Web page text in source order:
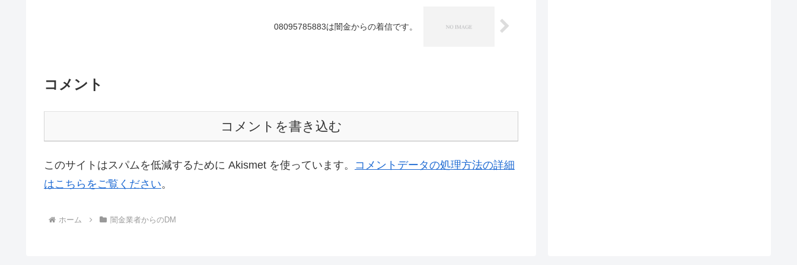
08095785883は闇金からの着信です。
コメント
コメントを書き込む
このサイトはスパムを低減するために Akismet を使っています。 コメントデータの処理方法の詳細
はこちらをご覧ください。
ホーム 闇金業者からのDM